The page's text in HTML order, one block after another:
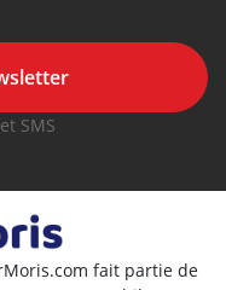
SMS
fait partie de